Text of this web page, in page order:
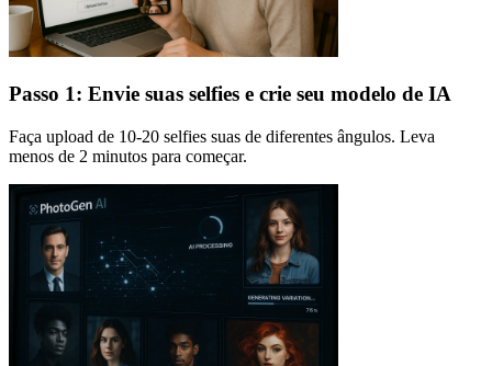
Passo 1: Envie suas selfies e crie seu modelo de IA
Faça upload de 10-20 selfies suas de diferentes ângulos. Leva
menos de 2 minutos para começar.